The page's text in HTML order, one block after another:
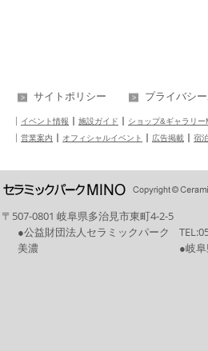
サイトポリシー プライバシ
イベント情報 施設ガイド ショップ&ギャラリー
営業案内
オフィシャルイベント 広告掲載 宿
〒507-0801 岐阜県多治見市東町4-2-5
●公益財団法人セラミックパーク
美濃
TEL:
●岐